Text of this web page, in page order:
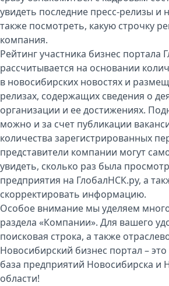
увидеть последние пресс-релизы и
также посмотреть, какую строчку
компания.
Рейтинг участника бизнес портала
рассчитывается на основании
в новосибирских новостях и
релизах, содержащих сведения о
организации и ее достижениях.
можно и за счет публикации
количества зарегистрированных
представители компании могут
увидеть, сколько раз была
предприятия на ГлобалНСК.ру, а
скорректировать информацию.
Особое внимание мы уделяем
раздела «Компании». Для вашего
поисковая строка, а также
Новосибирский бизнес портал – это
база предприятий Новосибирска и
области!